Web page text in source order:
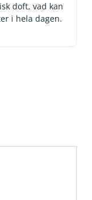
doft, vad kan
i hela dagen.